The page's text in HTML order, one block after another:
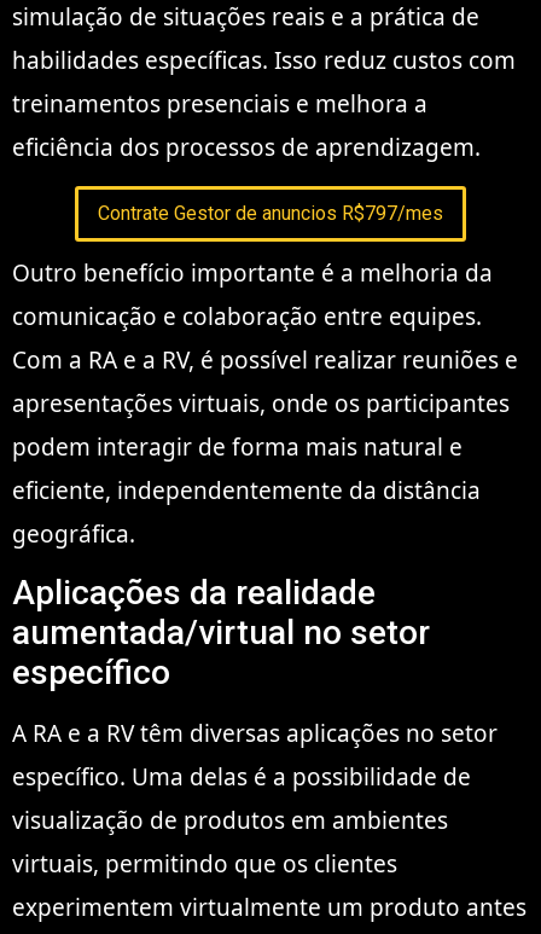
simulação de situações reais e a prática de
habilidades específicas. Isso reduz custos com
treinamentos presenciais e melhora a
eficiência dos processos de aprendizagem.
Contrate Gestor de anuncios R$797/mes
Outro benefício importante é a melhoria da
comunicação e colaboração entre equipes.
Com a RA e a RV, é possível realizar reuniões e
apresentações virtuais, onde os participantes
podem interagir de forma mais natural e
eficiente, independentemente da distância
geográfica.
Aplicações da realidade
aumentada/virtual no setor
específico
A RA e a RV têm diversas aplicações no setor
específico. Uma delas é a possibilidade de
visualização de produtos em ambientes
virtuais, permitindo que os clientes
experimentem virtualmente um produto antes